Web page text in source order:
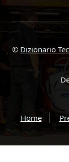
© Dizionario
Home